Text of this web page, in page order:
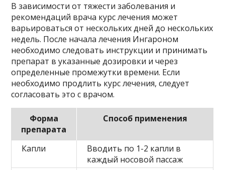
В зависимости от тяжести заболевания и
рекомендаций врача курс лечения может
варьироваться от нескольких дней до нескольких
недель. После начала лечения Ингароном
необходимо следовать инструкции и принимать
препарат в указанные дозировки и через
определенные промежутки времени. Если
необходимо продлить курс лечения, следует
согласовать это с врачом.
Форма
препарата
Способ применения
Капли
Вводить по 1-2 капли в
каждый носовой пассаж